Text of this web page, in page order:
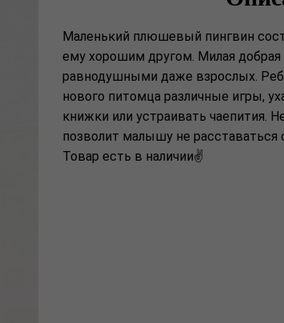
Маленький плюшевый пингвин
ему хорошим другом. Милая добрая
равнодушными даже взрослых.
нового питомца различные игры,
книжки или устраивать чаепития.
позволит малышу не расставаться
Товар есть в наличии✌️